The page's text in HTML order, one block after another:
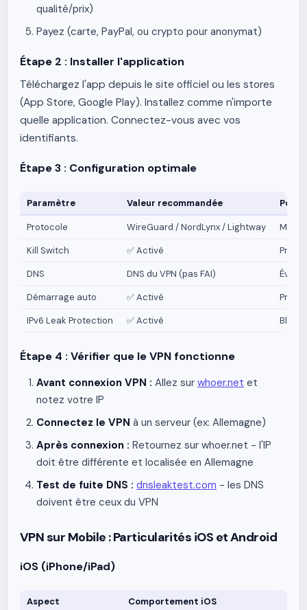
qualité/prix)
Payez (carte, PayPal, ou crypto pour anonymat)
Étape 2 : Installer l'application
Téléchargez l'app depuis le site officiel ou les stores
(App Store, Google Play). Installez comme n'importe
quelle application. Connectez-vous avec vos
identifiants.
Étape 3 : Configuration optimale
Paramètre Valeur recommandée
Protocole WireGuard / NordLynx / Lightway
Kill Switch
✅ Activé
DNS
DNS du VPN (pas FAI)
Évite
Démarrage auto
✅ Activé
IPv6 Leak Protection
✅ Activé
Étape 4 : Vérifier que le VPN fonctionne
Avant connexion VPN : Allez sur whoer.net et
notez votre IP
Connectez le VPN à un serveur (ex: Allemagne)
Après connexion : Retournez sur whoer.net - l'IP
doit être différente et localisée en Allemagne
Test de fuite DNS : dnsleaktest.com - les DNS
doivent être ceux du VPN
VPN sur Mobile : Particularités iOS et Android
iOS (iPhone/iPad)
Aspect Comportement iOS